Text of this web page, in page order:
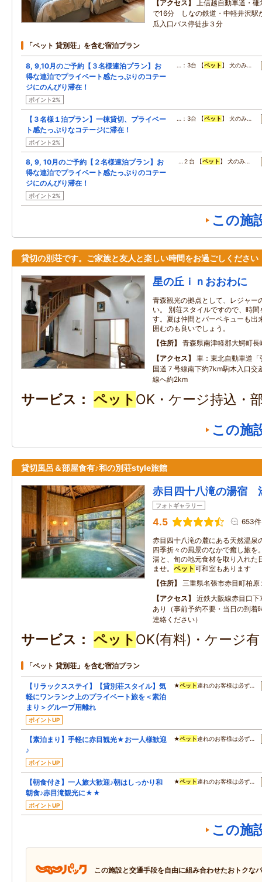
アクセス
上信越自動車道・
で16分 しなの鉄道・中軽井沢駅
瓜入口バス停徒歩３分
「ペット 貸別荘」を含む宿泊プラン
8, 9,10月のご予約【３名様連泊プラン】お
得な連泊でプライベート感たっぷりのコテー
ジにのんびり滞在！
ポイント2%
…：3台 【ペット 】 犬のみ…
【３名様１泊プラン】一棟貸切、プライベー
ト感たっぷりなコテージに滞在！
ポイント2%
…：3台 【ペット 】 犬のみ…
8, 9, 10月のご予約【２名様連泊プラン】お
得な連泊でプライベート感たっぷりのコテー
ジにのんびり滞在！
ポイント2%
…２台 【ペット 】 犬のみ…
この施
貸切の別荘です。ご家族と友人と楽しい時間をお過ごしください
星の丘ｉｎおおわに
青森観光の拠点として、レジャー
い。 別荘スタイルですので、時
す。夏は仲間とバーベキューも出
囲むのも良いでしょう。
住所
青森県南津軽郡大鰐町
アクセス
車：東北自動車道
国道７号線南下約7km駒木入口交
線へ約2km
サービス ペット OK・ケージ持込・
この施
貸切風呂＆部屋食有♪和の別荘style旅館
赤目四十八滝の湯宿
フォトギャラリー
4.5 653件
赤目四十八滝の麓にある天然温泉
四季折々の風景のなかで癒し旅を
湯と、旬の地元食材を取り入れた
ませ。 ペット可和室もあります
住所
三重県名張市赤目町柏原
アクセス
近鉄大阪線赤目口
あり（事前予約不要・当日の到着
連絡ください）
サービス ペット OK(有料)・ケージ
「ペット 貸別荘」を含む宿泊プラン
【リラックスステイ】【貸別荘スタイル】気
軽にワンランク上のプライベート旅を＜素泊
まり＞グループ用離れ
ポイントUP
★ペット連れのお客様は必ず…
【素泊まり】手軽に赤目観光★お一人様歓迎
♪
ポイントUP
★ペット連れのお客様は必ず…
【朝食付き】一人旅大歓迎♪朝はしっかり和
朝食♪赤目滝観光に★★
ポイントUP
★ペット連れのお客様は必ず…
この施
この施設と交通手段を自由に組み合わせたおトクな